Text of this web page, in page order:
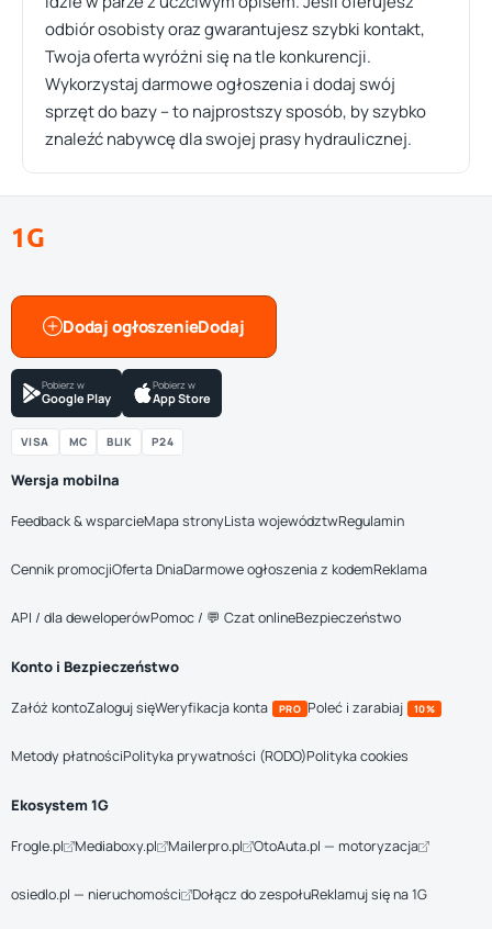
odbiór osobisty oraz gwarantujesz szybki kontakt,
Twoja oferta wyróżni się na tle konkurencji.
Wykorzystaj darmowe ogłoszenia i dodaj swój
sprzęt do bazy – to najprostszy sposób, by szybko
znaleźć nabywcę dla swojej prasy hydraulicznej.
1G
Dodaj ogłoszenie
Pobierz w
Google Play
Pobierz w
App Store
VISA MC BLIK P24
Wersja mobilna
Feedback & wsparcieMapa stronyLista województwRegulamin
Cennik promocjiOferta DniaDarmowe ogłoszenia z kodemReklama
API / dla deweloperówPomoc / 💬 Czat onlineBezpieczeństwo
Konto i Bezpieczeństwo
Załóż kontoZaloguj sięWeryfikacja konta PRO Poleć i zarabiaj 10%
Metody płatnościPolityka prywatności (RODO)Polityka cookies
Ekosystem 1G
Frogle.pl Mediaboxy.pl Mailerpro.pl OtoAuta.pl — motoryzacja
osiedlo.pl — nieruchomości Dołącz do zespołuReklamuj się na 1G